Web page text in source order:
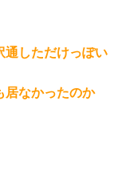
通しただけっぽい
居なかったのか